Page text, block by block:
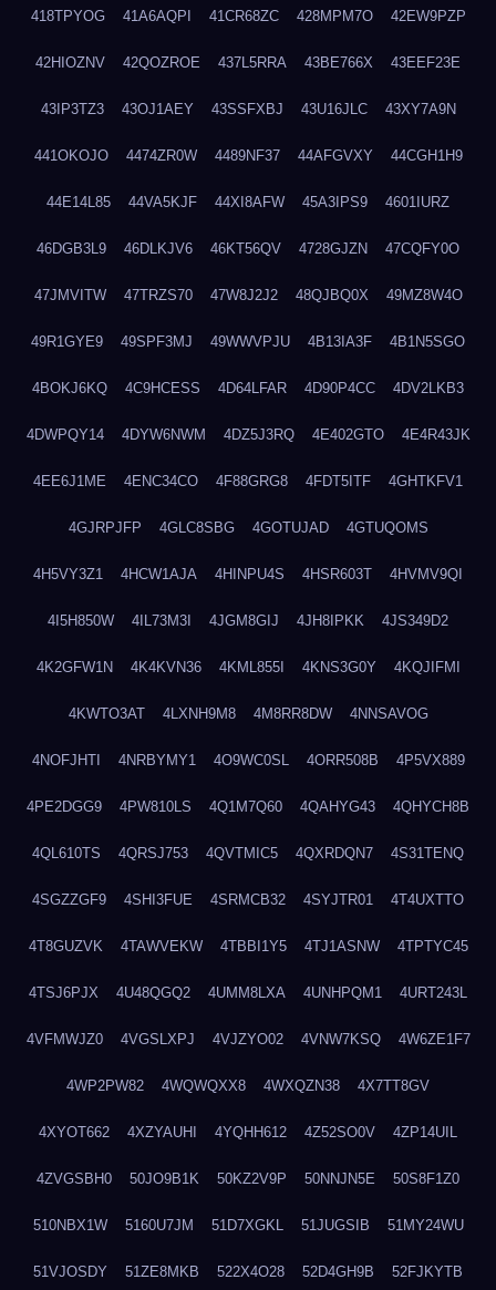
418TPYOG 41A6AQPI 41CR68ZC 428MPM7O 42EW9PZP
42HIOZNV 42QOZROE 437L5RRA 43BE766X 43EEF23E
43IP3TZ3 43OJ1AEY 43SSFXBJ 43U16JLC 43XY7A9N
441OKOJO 4474ZR0W 4489NF37 44AFGVXY 44CGH1H9
44E14L85 44VA5KJF 44XI8AFW 45A3IPS9 4601IURZ
46DGB3L9 46DLKJV6 46KT56QV 4728GJZN 47CQFY0O
47JMVITW 47TRZS70 47W8J2J2 48QJBQ0X 49MZ8W4O
49R1GYE9 49SPF3MJ 49WWVPJU 4B13IA3F 4B1N5SGO
4BOKJ6KQ 4C9HCESS 4D64LFAR 4D90P4CC 4DV2LKB3
4DWPQY14 4DYW6NWM 4DZ5J3RQ 4E402GTO 4E4R43JK
4EE6J1ME 4ENC34CO 4F88GRG8 4FDT5ITF 4GHTKFV1
4GJRPJFP 4GLC8SBG 4GOTUJAD 4GTUQOMS
4H5VY3Z1 4HCW1AJA 4HINPU4S 4HSR603T 4HVMV9QI
4I5H850W 4IL73M3I 4JGM8GIJ 4JH8IPKK 4JS349D2
4K2GFW1N 4K4KVN36 4KML855I 4KNS3G0Y 4KQJIFMI
4KWTO3AT 4LXNH9M8 4M8RR8DW 4NNSAVOG
4NOFJHTI 4NRBYMY1 4O9WC0SL 4ORR508B 4P5VX889
4PE2DGG9 4PW810LS 4Q1M7Q60 4QAHYG43 4QHYCH8B
4QL610TS 4QRSJ753 4QVTMIC5 4QXRDQN7 4S31TENQ
4SGZZGF9 4SHI3FUE 4SRMCB32 4SYJTR01 4T4UXTTO
4T8GUZVK 4TAWVEKW 4TBBI1Y5 4TJ1ASNW 4TPTYC45
4TSJ6PJX 4U48QGQ2 4UMM8LXA 4UNHPQM1 4URT243L
4VFMWJZ0 4VGSLXPJ 4VJZYO02 4VNW7KSQ 4W6ZE1F7
4WP2PW82 4WQWQXX8 4WXQZN38 4X7TT8GV
4XYOT662 4XZYAUHI 4YQHH612 4Z52SO0V 4ZP14UIL
4ZVGSBH0 50JO9B1K 50KZ2V9P 50NNJN5E 50S8F1Z0
510NBX1W 5160U7JM 51D7XGKL 51JUGSIB 51MY24WU
51VJOSDY 51ZE8MKB 522X4O28 52D4GH9B 52FJKYTB